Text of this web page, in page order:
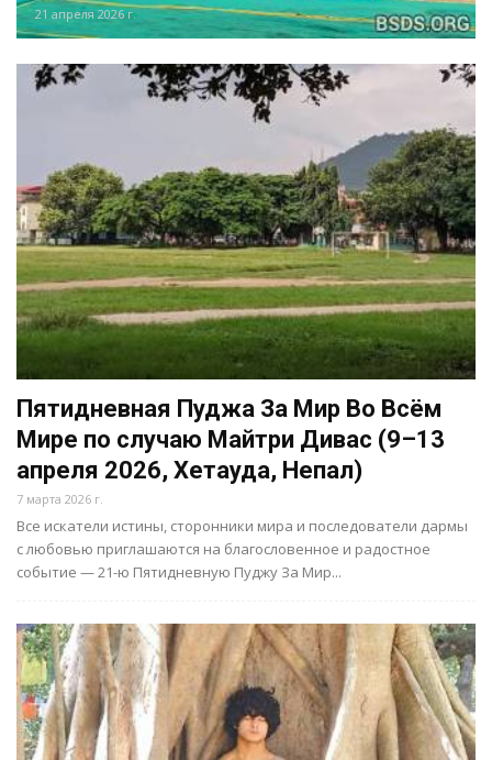
21 апреля 2026 г.
Пятидневная Пуджа За Мир Во Всём
Мире по случаю Майтри Дивас (9–13
апреля 2026, Хетауда, Непал)
7 марта 2026 г.
Все искатели истины, сторонники мира и последователи дармы
с любовью приглашаются на благословенное и радостное
событие — 21-ю Пятидневную Пуджу За Мир...